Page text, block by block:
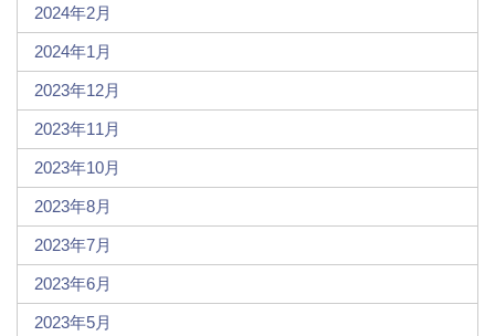
2024年2月
2024年1月
2023年12月
2023年11月
2023年10月
2023年8月
2023年7月
2023年6月
2023年5月